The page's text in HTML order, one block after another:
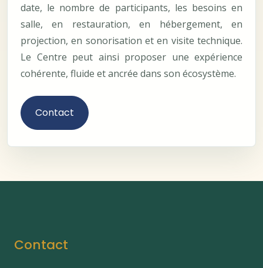
date, le nombre de participants, les besoins en
salle, en restauration, en hébergement, en
projection, en sonorisation et en visite technique.
Le Centre peut ainsi proposer une expérience
cohérente, fluide et ancrée dans son écosystème.
Contact
Contact